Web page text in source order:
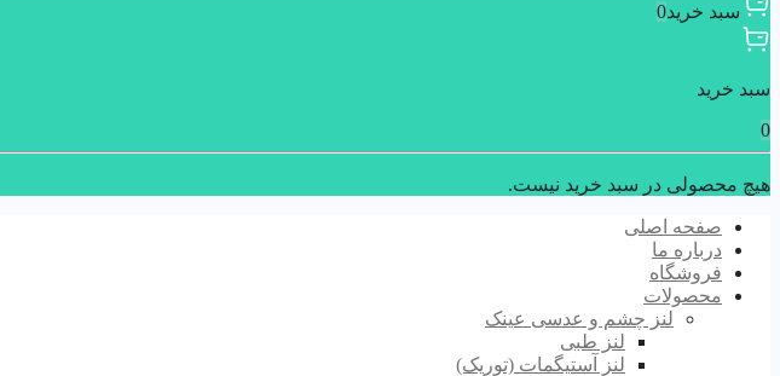
سبد خرید0
سبد خرید
0
هیچ محصولی در سبد خرید نیست.
صفحه اصلی
درباره ما
فروشگاه
محصولات
لنز چشم و عدسی عینک
لنز طبی
لنز آستیگمات (توریک)